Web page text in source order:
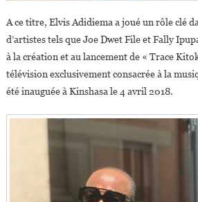
A ce titre, Elvis Adidiema a joué un rôle clé
d’artistes tels que Joe Dwet File et Fally
à la création et au lancement de « Trace
télévision exclusivement consacrée à la
été inauguée à Kinshasa le 4 avril 2018.